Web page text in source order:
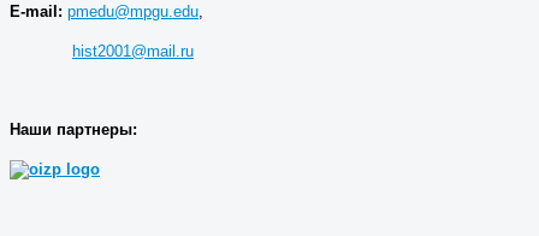
E-mail: pmedu@mpgu.edu
hist2001@mail.ru
Наши партнеры: